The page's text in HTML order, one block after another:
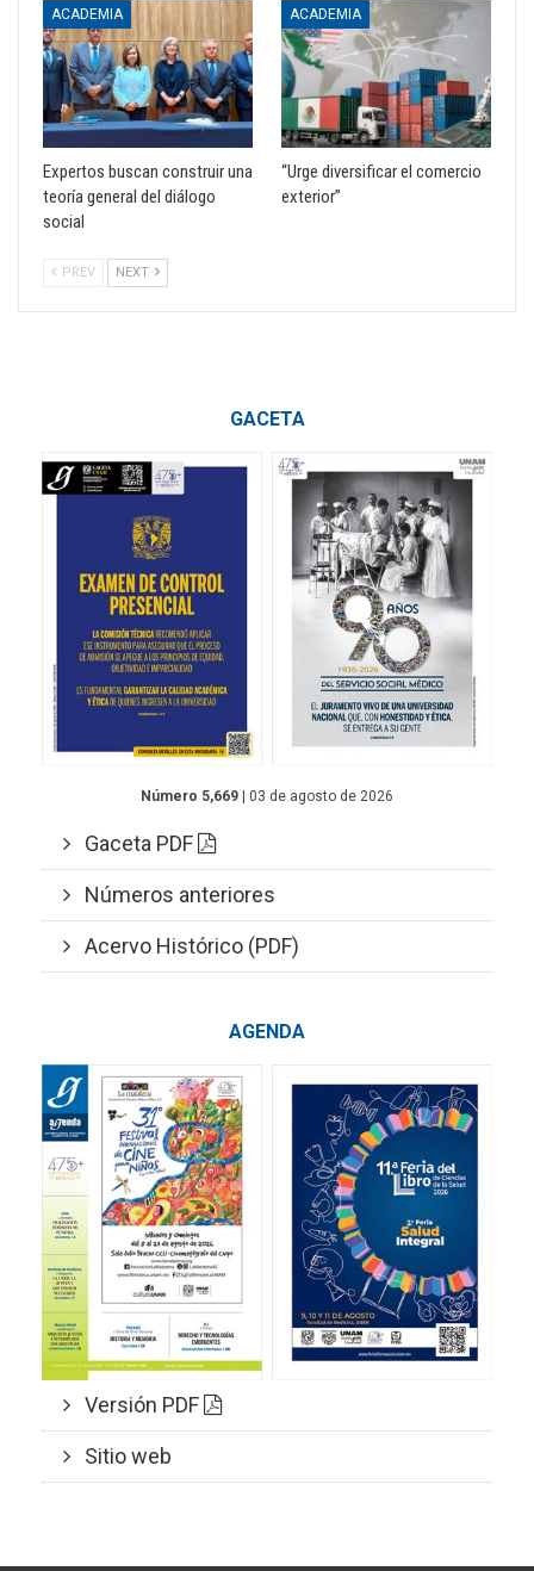
ACADEMIA
Expertos buscan construir una
teoría general del diálogo
social
ACADEMIA
“Urge diversificar el comercio
exterior”
PREV NEXT
GACETA
Número 5,669 | 03 de agosto de 2026
Gaceta PDF
Números anteriores
Acervo Histórico (PDF)
AGENDA
Versión PDF
Sitio web